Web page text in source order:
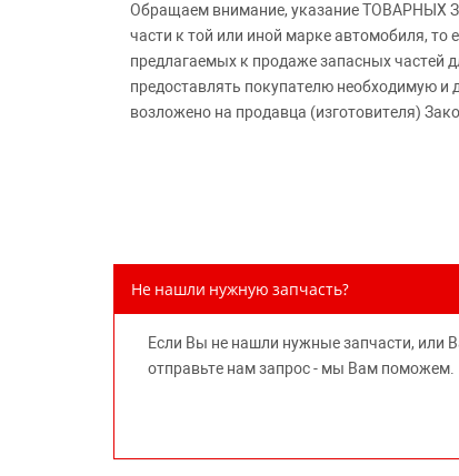
Обращаем внимание, указание ТОВАРНЫХ
части к той или иной марке автомобиля, то
предлагаемых к продаже запасных частей
предоставлять покупателю необходимую
возложено на продавца (изготовителя)
Не нашли нужную запчасть?
Если Вы не нашли нужные запчасти, или
отправьте нам запрос - мы Вам поможем.